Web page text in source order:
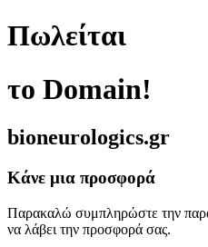
Πωλείται
το Domain!
bioneurologics.gr
Κάνε μια προσφορά
Παρακαλώ συμπληρώστε την
να λάβει την προσφορά σας.